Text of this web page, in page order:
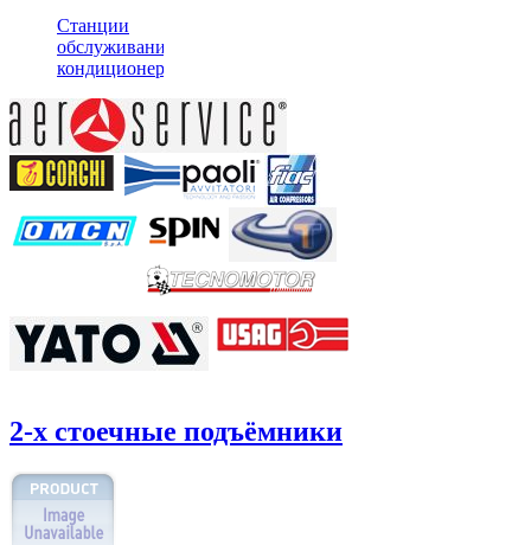
Станции
обслуживания
кондиционеров
2-х стоечные подъёмники